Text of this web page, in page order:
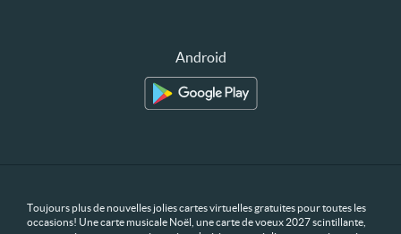
Android
Toujours plus de nouvelles jolies cartes virtuelles gratuites pour toutes les
occasions! Une carte musicale Noël, une carte de voeux 2027 scintillante,